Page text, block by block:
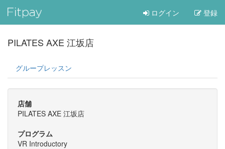
ログイン 登録
PILATES AXE 江坂店
グループレッスン
店舗
PILATES AXE 江坂店
プログラム
VR Introductory